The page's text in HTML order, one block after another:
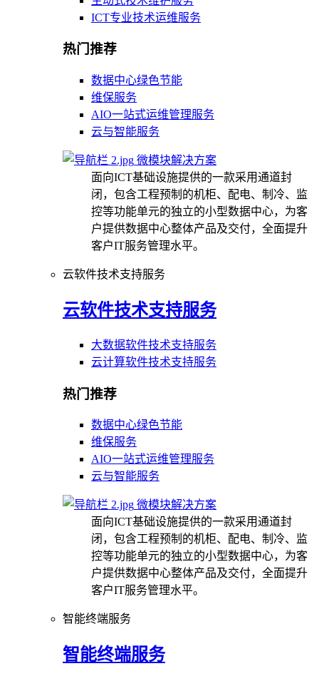
ICT专业技术运维服务
热门推荐
数据中心绿色节能
维保服务
AIO一站式运维管理服务
云与智能服务
微模块解决方案
面向ICT基础设施提供的一款采用通道封
闭，包含工程预制的机柜、配电、制冷、监
控等功能单元的独立的小型数据中心，为客
户提供数据中心整体产品及交付，全面提升
客户IT服务管理水平。
云软件技术支持服务
云软件技术支持服务
大数据软件技术支持服务
云计算软件技术支持服务
热门推荐
数据中心绿色节能
维保服务
AIO一站式运维管理服务
云与智能服务
微模块解决方案
面向ICT基础设施提供的一款采用通道封
闭，包含工程预制的机柜、配电、制冷、监
控等功能单元的独立的小型数据中心，为客
户提供数据中心整体产品及交付，全面提升
客户IT服务管理水平。
智能终端服务
智能终端服务